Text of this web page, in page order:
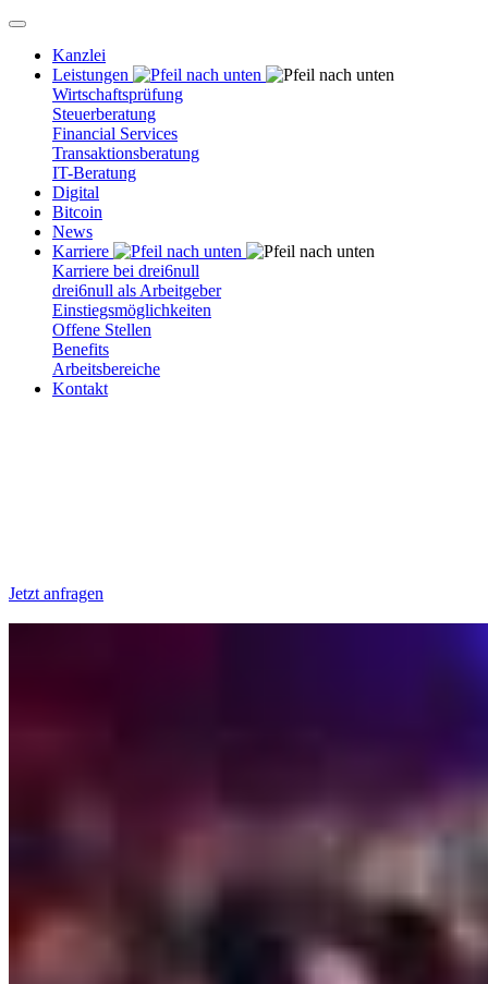
Kanzlei
Leistungen
Wirtschaftsprüfung
Steuerberatung
Financial Services
Transaktionsberatung
IT-Beratung
Digital
Bitcoin
News
Karriere
Karriere bei drei6null
drei6null als Arbeitgeber
Einstiegsmöglichkeiten
Offene Stellen
Benefits
Arbeitsbereiche
Kontakt
Jetzt anfragen